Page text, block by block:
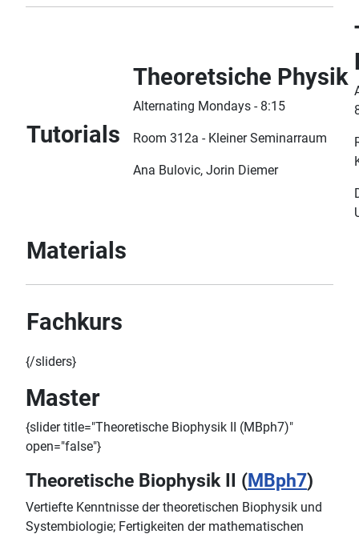
Tutorials
Theoretsiche Physik
Alternating Mondays - 8:15
Room 312a - Kleiner Seminarraum
Ana Bulovic, Jorin Diemer
Materials
Fachkurs
{/sliders}
Master
{slider title="Theoretische Biophysik II (MBph7)"
open="false"}
Theoretische Biophysik II (MBph7)
Vertiefte Kenntnisse der theoretischen Biophysik und
Systembiologie; Fertigkeiten der mathematischen